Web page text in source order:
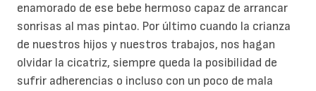
enamorado de ese bebe hermoso capaz de arrancar
sonrisas al mas pintao. Por último cuando la crianza
de nuestros hijos y nuestros trabajos, nos hagan
olvidar la cicatriz, siempre queda la posibilidad de
sufrir adherencias o incluso con un poco de mala